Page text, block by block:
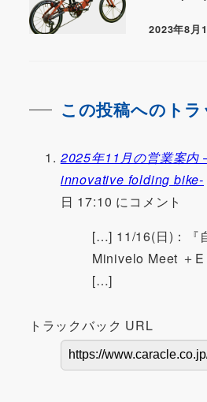
2023年8月
この投稿へのト
2025年11月の営業案内
innovative folding bike-
日 17:10 にコメント
[…] 11/16(日)：『
Minivelo Meet ＋
[…]
トラックバック URL